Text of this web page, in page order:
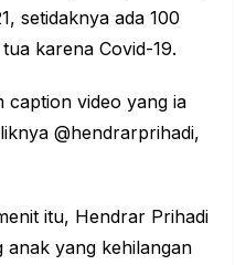
setidaknya ada 100
karena Covid-19.
caption video yang ia
@hendrarprihadi,
itu, Hendrar Prihadi
anak yang kehilangan